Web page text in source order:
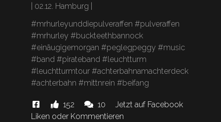
| 02.12. Hamburg |
#mrhurleyunddiepulveraffen #pulveraffen
#mrhurley #buckteethbannock
#einäugigemorgan #peglegpeggy #music
#band #pirateband #leuchtturm
#leuchtturmtour #achterbahnamachterdeck
#achterbahn #mittnrein #beifang
Diese
News
152
Likes
und
10 Kommentare.
Jetzt auf Facebook
Liken oder Kommentieren